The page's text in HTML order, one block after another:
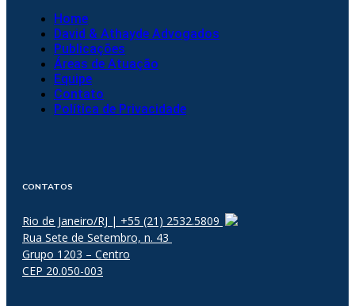
Home
David & Athayde Advogados
Publicações
Áreas de Atuação
Equipe
Contato
Política de Privacidade
CONTATOS
Rio de Janeiro/RJ | +55 (21) 2532.5809
Rua Sete de Setembro, n. 43
Grupo 1203 – Centro
CEP 20.050-003